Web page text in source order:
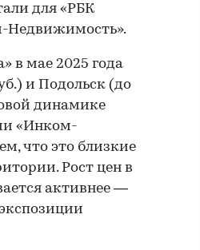
для «РБК
Недвижимость».
в мае 2025 года
и Подольск (до
динамике
«Инком-
что это близкие
Рост цен в
активнее —